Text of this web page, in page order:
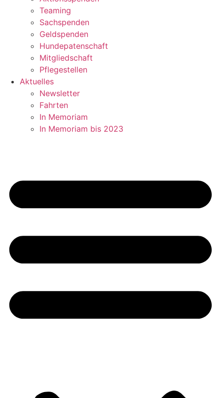
Teaming
Sachspenden
Geldspenden
Hundepatenschaft
Mitgliedschaft
Pflegestellen
Aktuelles
Newsletter
Fahrten
In Memoriam
In Memoriam bis 2023